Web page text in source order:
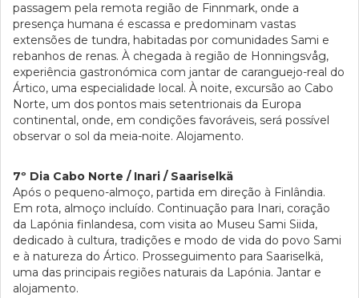
passagem pela remota região de Finnmark, onde a
presença humana é escassa e predominam vastas
extensões de tundra, habitadas por comunidades Sami e
rebanhos de renas. À chegada à região de Honningsvåg,
experiência gastronómica com jantar de caranguejo-real do
Ártico, uma especialidade local. À noite, excursão ao Cabo
Norte, um dos pontos mais setentrionais da Europa
continental, onde, em condições favoráveis, será possível
observar o sol da meia-noite. Alojamento.
7º Dia Cabo Norte / Inari / Saariselkä
Após o pequeno-almoço, partida em direção à Finlândia.
Em rota, almoço incluído. Continuação para Inari, coração
da Lapónia finlandesa, com visita ao Museu Sami Siida,
dedicado à cultura, tradições e modo de vida do povo Sami
e à natureza do Ártico. Prosseguimento para Saariselkä,
uma das principais regiões naturais da Lapónia. Jantar e
alojamento.